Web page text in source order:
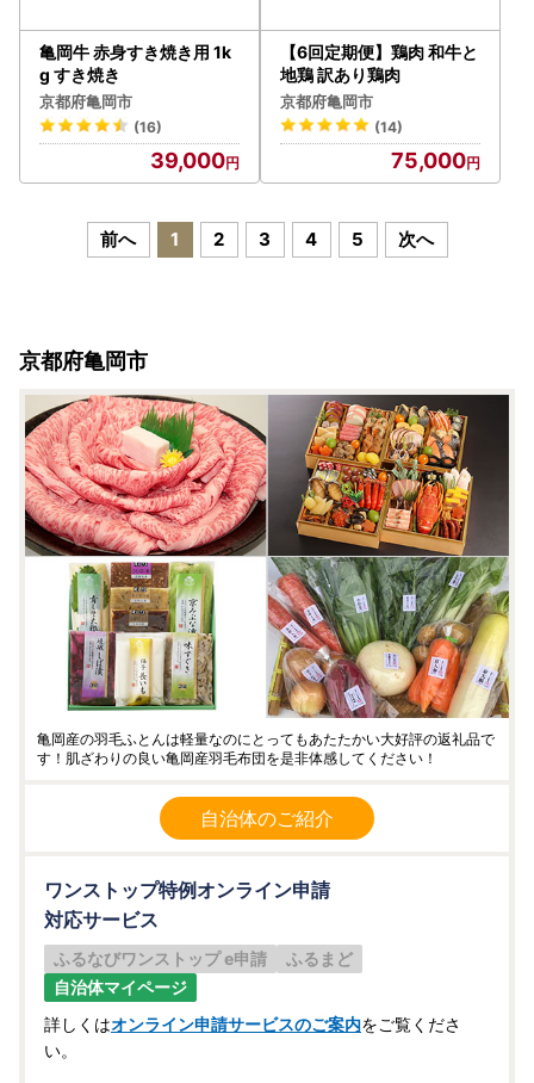
亀岡牛 赤身すき焼き用 1k
g すき焼き
京都府亀岡市
(16)
39,000
【6回定期便】鶏肉 和牛と
地鶏 訳あり鶏肉
京都府亀岡市
(14)
75,000
前へ 1 2 3 4 5 次へ
京都府亀岡市
亀岡産の羽毛ふとんは軽量なのにとってもあたたかい大好評の返礼品で
す！肌ざわりの良い亀岡産羽毛布団を是非体感してください！
自治体のご紹介
ワンストップ特例オンライン申請
対応サービス
ふるなびワンストップ e申請
ふるまど
自治体マイページ
詳しくはオンライン申請サービスのご案内をご覧くださ
い。